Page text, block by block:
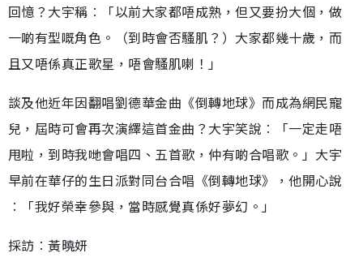
回憶？大宇稱︰「以前大家都唔成熟，但又要扮大個，做
一啲有型嘅角色。（到時會否騷肌？）大家都幾十歲，而
且又唔係真正歌星，唔會騷肌喇！」
談及他近年因翻唱劉德華金曲《倒轉地球》而成為網民寵
兒，屆時可會再次演繹這首金曲？大宇笑說︰「一定走唔
甩啦，到時我哋會唱四、五首歌，仲有啲合唱歌。」大宇
早前在華仔的生日派對同台合唱《倒轉地球》，他開心說
︰「我好榮幸參與，當時感覺真係好夢幻。」
採訪︰黃曉妍